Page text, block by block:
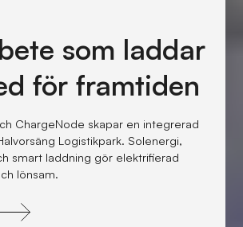
som laddar
för framtiden
ChargeNode skapar en integrerad
Logistikpark. Solenergi,
smart laddning gör elektrifierad
lönsam.